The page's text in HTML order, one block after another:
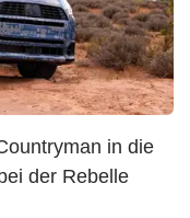
in die
der Rebelle